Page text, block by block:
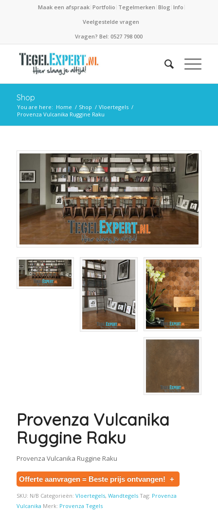
Maak een afspraak Portfolio Tegelmerken Blog Info
Veelgestelde vragen
Vragen? Bel: 0527 798 000
Shop
You are here: Home / Shop / Vloertegels /
Provenza Vulcanika Ruggine Raku
Provenza Vulcanika
Ruggine Raku
Provenza Vulcanika Ruggine Raku
Offerte aanvragen = Beste prijs ontvangen! +
SKU: N/B Categorieën: Vloertegels, Wandtegels Tag: Provenza
Vulcanika Merk: Provenza Tegels